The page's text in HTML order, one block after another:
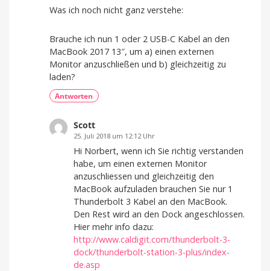
Was ich noch nicht ganz verstehe:
Brauche ich nun 1 oder 2 USB-C Kabel an den
MacBook 2017 13″, um a) einen externen
Monitor anzuschließen und b) gleichzeitig zu
laden?
Antworten
Scott
25. Juli 2018 um 12:12 Uhr
Hi Norbert, wenn ich Sie richtig verstanden
habe, um einen externen Monitor
anzuschliessen und gleichzeitig den
MacBook aufzuladen brauchen Sie nur 1
Thunderbolt 3 Kabel an den MacBook.
Den Rest wird an den Dock angeschlossen.
Hier mehr info dazu:
http://www.caldigit.com/thunderbolt-3-
dock/thunderbolt-station-3-plus/index-
de.asp